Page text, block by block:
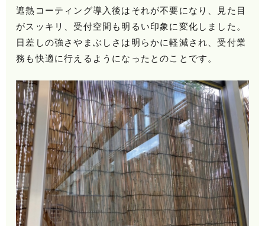
遮熱コーティング導入後はそれが不要になり、見た目
がスッキリ、受付空間も明るい印象に変化しました。
日差しの強さやまぶしさは明らかに軽減され、受付業
務も快適に行えるようになったとのことです。